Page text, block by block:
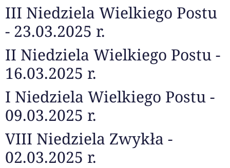
III Niedziela Wielkiego Postu
- 23.03.2025 r.
II Niedziela Wielkiego Postu -
16.03.2025 r.
I Niedziela Wielkiego Postu -
09.03.2025 r.
VIII Niedziela Zwykła -
02.03.2025 r.